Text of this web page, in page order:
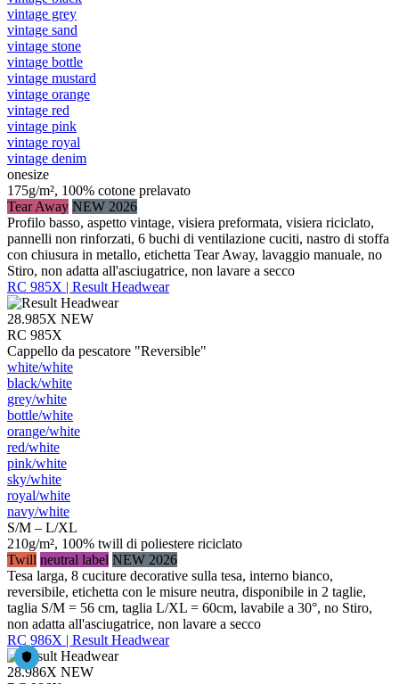
vintage grey
vintage sand
vintage stone
vintage bottle
vintage mustard
vintage orange
vintage red
vintage pink
vintage royal
vintage denim
onesize
175g/m², 100% cotone prelavato
Tear Away NEW 2026
Profilo basso, aspetto vintage, visiera preformata, visiera riciclato,
pannelli non rinforzati, 6 buchi di ventilazione cuciti, nastro di stoffa
con chiusura in metallo, etichetta Tear Away, lavaggio manuale, no
Stiro, non adatta all'asciugatrice, non lavare a secco
RC 985X | Result Headwear
28.985X NEW
RC 985X
Cappello da pescatore "Reversible"
white/​white
black/​white
grey/​white
bottle/​white
orange/​white
red/​white
pink/​white
sky/​white
royal/​white
navy/​white
S/M – L/XL
210g/m², 100% twill di poliestere riciclato
Twill neutral label NEW 2026
Tesa larga, 8 cuciture decorative sulla tesa, interno bianco,
reversibile, etichetta con le misure neutra, disponibile in 2 taglie,
taglia S/M = 56 cm, taglia L/XL = 60cm, lavabile a 30°, no Stiro,
non adatta all'asciugatrice, non lavare a secco
RC 986X | Result Headwear
28.986X NEW